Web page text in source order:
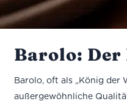
Barolo:
Barolo, oft als „König der
außergewöhnliche